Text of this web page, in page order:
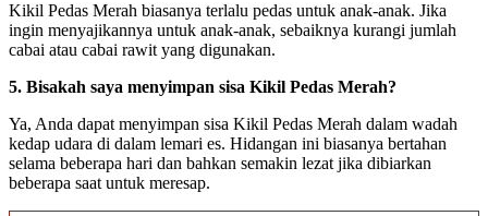
Kikil Pedas Merah biasanya terlalu pedas untuk anak-anak. Jika
ingin menyajikannya untuk anak-anak, sebaiknya kurangi jumlah
cabai atau cabai rawit yang digunakan.
5. Bisakah saya menyimpan sisa Kikil Pedas Merah?
Ya, Anda dapat menyimpan sisa Kikil Pedas Merah dalam wadah
kedap udara di dalam lemari es. Hidangan ini biasanya bertahan
selama beberapa hari dan bahkan semakin lezat jika dibiarkan
beberapa saat untuk meresap.